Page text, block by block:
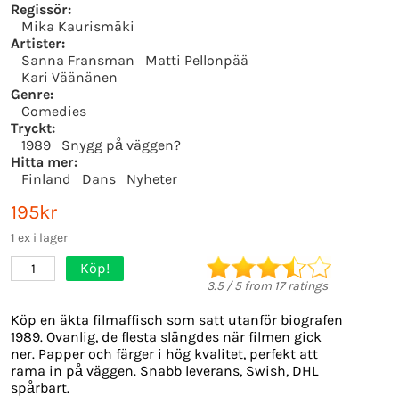
Regissör:
Mika Kaurismäki
Artister:
Sanna Fransman
Matti Pellonpää
Kari Väänänen
Genre:
Comedies
Tryckt:
1989
Snygg på väggen?
Hitta mer:
Finland
Dans Nyheter
195kr
1 ex i lager
1 Köp!
3.5/5from 17ratings
Köp en äkta filmaffisch som satt utanför biografen
1989. Ovanlig, de flesta slängdes när filmen gick
ner. Papper och färger i hög kvalitet, perfekt att
rama in på väggen. Snabb leverans, Swish, DHL
spårbart.